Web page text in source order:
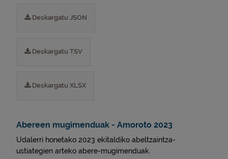
Deskargatu JSON
Deskargatu TSV
Deskargatu XLSX
Abereen mugimenduak - Amoroto 2023
Udalerri honetako 2023 ekitaldiko abeltzaintza-
ustiategien arteko abere-mugimenduak.